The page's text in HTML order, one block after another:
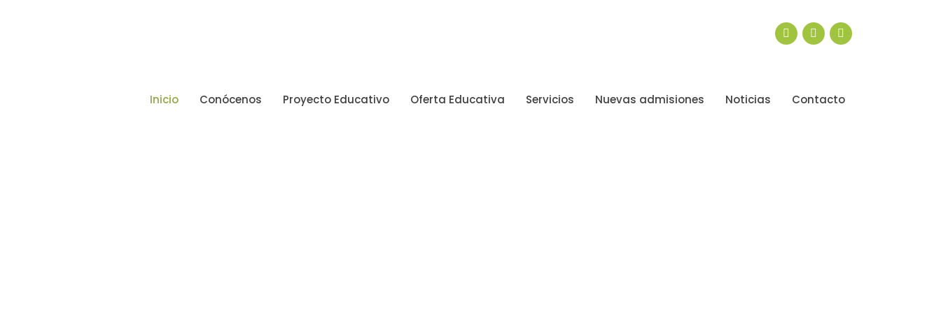
Inicio Conócenos Proyecto Educativo Oferta Educativa Servicios Nuevas admisiones Noticias Contacto